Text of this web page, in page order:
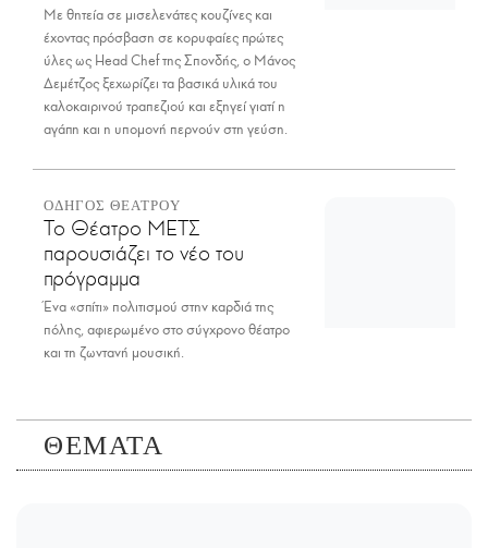
Με θητεία σε μισελενάτες κουζίνες και
έχοντας πρόσβαση σε κορυφαίες πρώτες
ύλες ως Head Chef της Σπονδής, ο Μάνος
Δεμέτζος ξεχωρίζει τα βασικά υλικά του
καλοκαιρινού τραπεζιού και εξηγεί γιατί η
αγάπη και η υπομονή περνούν στη γεύση.
ΟΔΗΓΟΣ ΘΕΑΤΡΟΥ
Το Θέατρο ΜΕΤΣ
παρουσιάζει το νέο του
πρόγραμμα
Ένα «σπίτι» πολιτισμού στην καρδιά της
πόλης, αφιερωμένο στο σύγχρονο θέατρο
και τη ζωντανή μουσική.
ΘΕΜΑΤΑ